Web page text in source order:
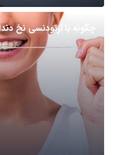
چگونه با ارتودنسی نخ